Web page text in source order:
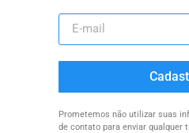
Prometemos não utilizar suas
de contato para enviar qualquer